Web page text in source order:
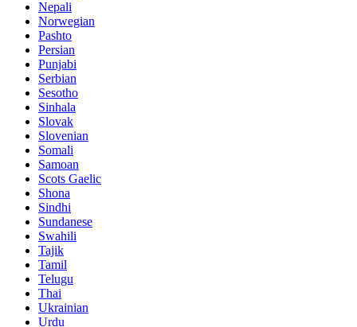
Nepali
Norwegian
Pashto
Persian
Punjabi
Serbian
Sesotho
Sinhala
Slovak
Slovenian
Somali
Samoan
Scots Gaelic
Shona
Sindhi
Sundanese
Swahili
Tajik
Tamil
Telugu
Thai
Ukrainian
Urdu